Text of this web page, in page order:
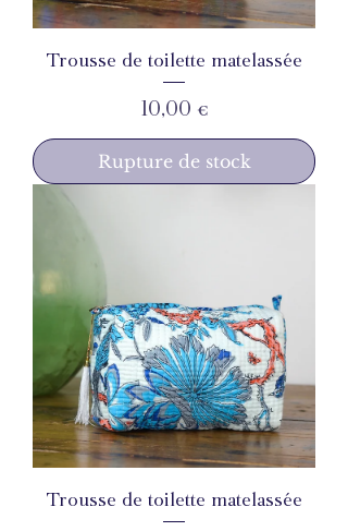
Trousse de toilette matelassée
Prix
10,00 €
Rupture de stock
Trousse de toilette matelassée